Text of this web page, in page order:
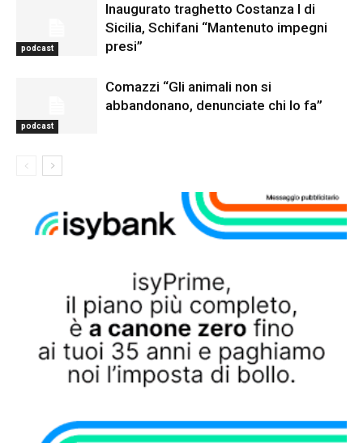
podcast
Inaugurato traghetto Costanza I di
Sicilia, Schifani “Mantenuto impegni
presi”
podcast
Comazzi “Gli animali non si
abbandonano, denunciate chi lo fa”